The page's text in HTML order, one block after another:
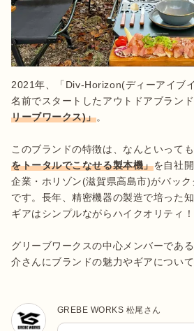
2021年、「Div-Horizon(ディーアイブ
名前でスタートしたアウトドアブランド
リーブワークス)」。
このブランドの特徴は、なんといっても
をトータルでこなせる製本機」を自社
企業・ホリゾン(滋賀県高島市)がバック
です。長年、精密機器の製造で培った
ギアはシンプルながらハイクオリティ！
グリーブワークスの中心メンバーであ
介さんにブランドの魅力やギアについて
GREBE WORKS 松尾さん